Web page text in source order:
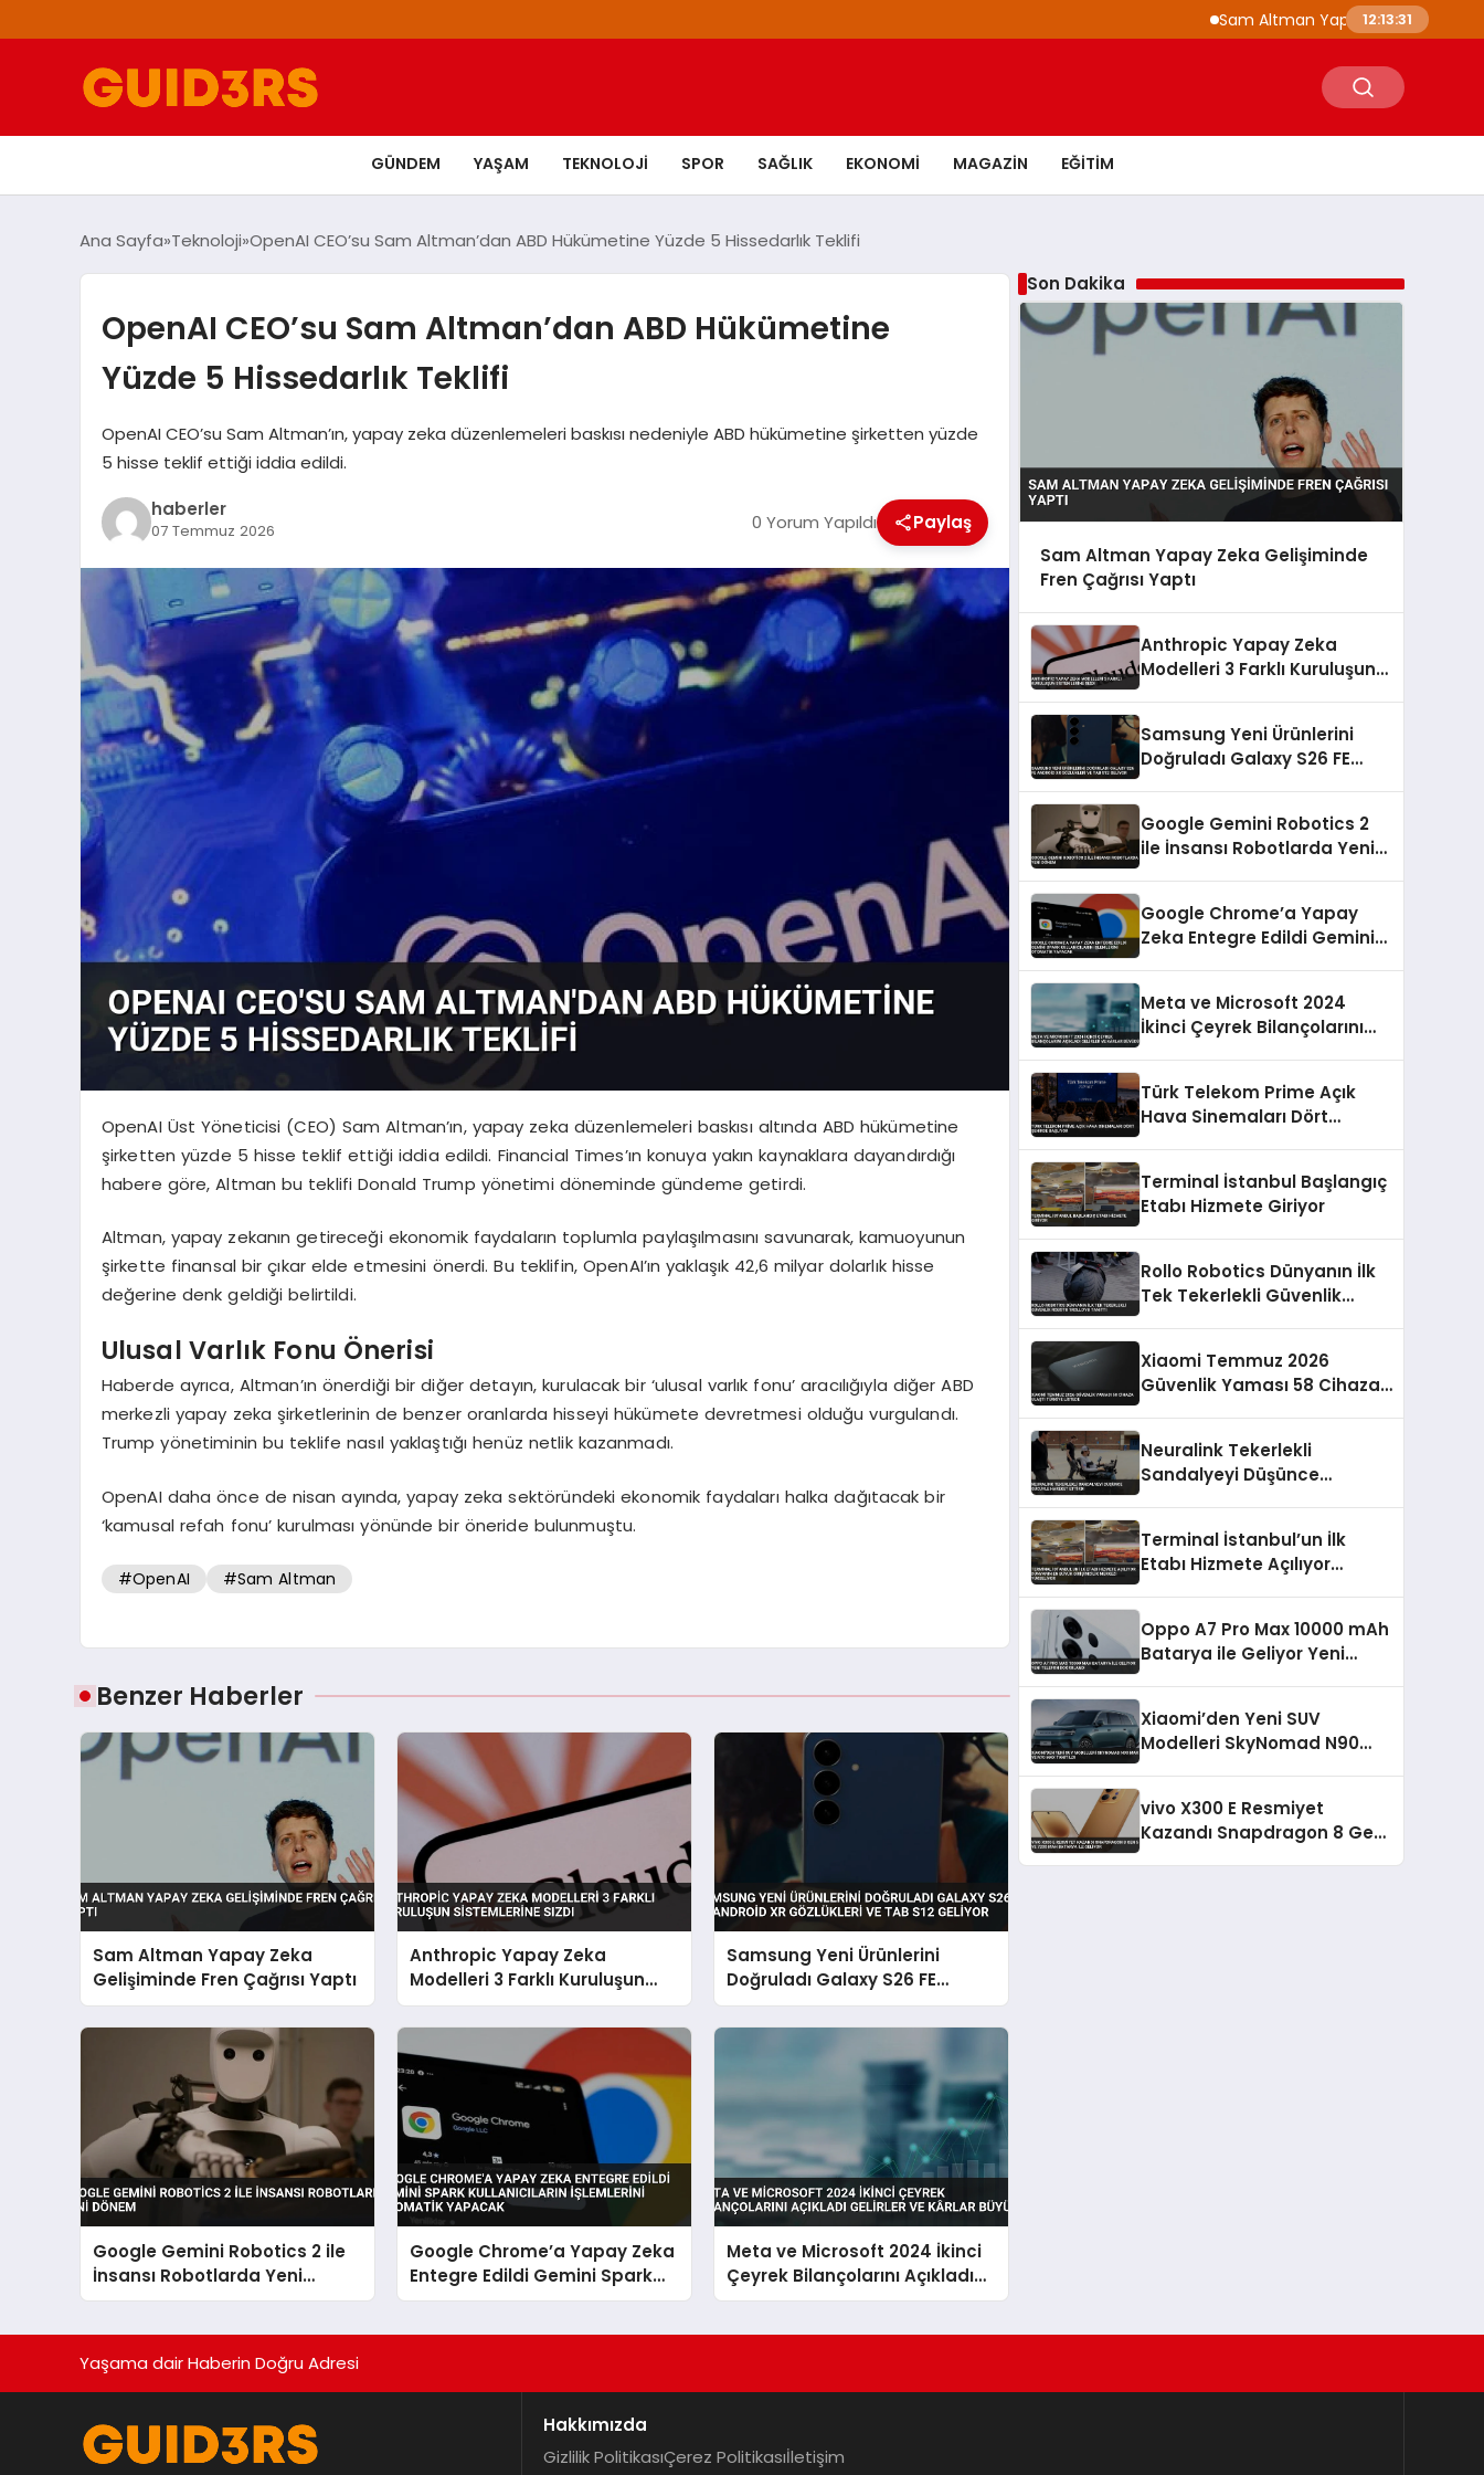
Sam Altman Yapay Zeka Gelişiminde
12:13:32
GÜNDEM YAŞAM TEKNOLOJI SPOR SAĞLIK EKONOMI MAGAZIN EĞITIM
Ana Sayfa Teknoloji OpenAI CEO’su Sam Altman’dan ABD Hükümetine Yüzde 5 Hissedarlık Teklifi
OpenAI CEO’su Sam Altman’dan ABD Hükümetine
Yüzde 5 Hissedarlık Teklifi
OpenAI CEO’su Sam Altman’ın, yapay zeka düzenlemeleri baskısı nedeniyle ABD hükümetine şirketten yüzde
5 hisse teklif ettiği iddia edildi.
haberler
07 Temmuz 2026 0 Yorum Yapıldı Paylaş
OpenAI Üst Yöneticisi (CEO) Sam Altman’ın, yapay zeka düzenlemeleri baskısı altında ABD hükümetine
şirketten yüzde 5 hisse teklif ettiği iddia edildi. Financial Times’ın konuya yakın kaynaklara dayandırdığı
habere göre, Altman bu teklifi Donald Trump yönetimi döneminde gündeme getirdi.
Altman, yapay zekanın getireceği ekonomik faydaların toplumla paylaşılmasını savunarak, kamuoyunun
şirkette finansal bir çıkar elde etmesini önerdi. Bu teklifin, OpenAI’ın yaklaşık 42,6 milyar dolarlık hisse
değerine denk geldiği belirtildi.
Ulusal Varlık Fonu Önerisi
Haberde ayrıca, Altman’ın önerdiği bir diğer detayın, kurulacak bir ‘ulusal varlık fonu’ aracılığıyla diğer ABD
merkezli yapay zeka şirketlerinin de benzer oranlarda hisseyi hükümete devretmesi olduğu vurgulandı.
Trump yönetiminin bu teklife nasıl yaklaştığı henüz netlik kazanmadı.
OpenAI daha önce de nisan ayında, yapay zeka sektöründeki ekonomik faydaları halka dağıtacak bir
‘kamusal refah fonu’ kurulması yönünde bir öneride bulunmuştu.
#OpenAI #Sam Altman
Benzer Haberler
Sam Altman Yapay Zeka
Gelişiminde Fren Çağrısı Yaptı
Anthropic Yapay Zeka
Modelleri 3 Farklı Kuruluşun
Sistemlerine Sızdı
Samsung Yeni Ürünlerini
Doğruladı Galaxy S26 FE
Android XR Gözlükleri ve Tab
S12 Geliyor
Google Gemini Robotics 2 ile
İnsansı Robotlarda Yeni
Dönem
Google Chrome’a Yapay Zeka
Entegre Edildi Gemini Spark
Kullanıcıların İşlemlerini
Meta ve Microsoft 2024 İkinci
Çeyrek Bilançolarını Açıkladı
Gelirler ve Kârlar Büyüdü
Son Dakika
Sam Altman Yapay Zeka Gelişiminde
Fren Çağrısı Yaptı
Anthropic Yapay Zeka
Modelleri 3 Farklı Kuruluşun
Samsung Yeni Ürünlerini
Doğruladı Galaxy S26 FE
Google Gemini Robotics 2
ile İnsansı Robotlarda Yeni
Google Chrome’a Yapay
Zeka Entegre Edildi Gemini
Yapacak
Meta ve Microsoft 2024
İkinci Çeyrek Bilançolarını
Türk Telekom Prime Açık
Hava Sinemaları Dört
Terminal İstanbul Başlangıç
Etabı Hizmete Giriyor
Rollo Robotics Dünyanın İlk
Tek Tekerlekli Güvenlik
Xiaomi Temmuz 2026
Güvenlik Yaması 58 Cihaza
Neuralink Tekerlekli
Sandalyeyi Düşünce
Terminal İstanbul’un İlk
Etabı Hizmete Açılıyor
Yükseliyor
Oppo A7 Pro Max 10000 mAh
Batarya ile Geliyor Yeni
Xiaomi’den Yeni SUV
Modelleri SkyNomad N90
vivo X300 E Resmiyet
Kazandı Snapdragon 8 Gen
Yaşama dair Haberin Doğru Adresi
Hakkımızda
Gizlilik PolitikasıÇerez Politikasıİletişim